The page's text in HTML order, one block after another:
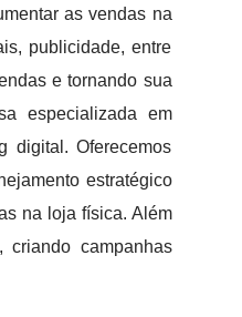
as vendas na
publicidade, entre
e tornando sua
especializada em
digital. Oferecemos
estratégico
na loja física. Além
campanhas